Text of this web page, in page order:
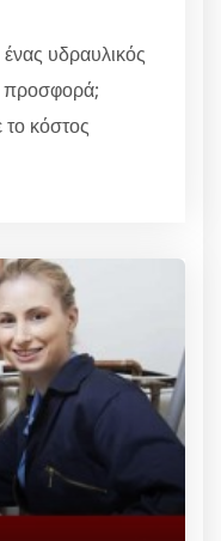
υδραυλικός
κόστος